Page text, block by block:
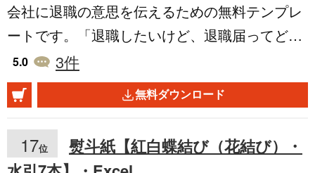
ために利用します。 ・解約に関する記録を残
し、後日のトラブルや誤解を防止するために利
用します。 ■利用するメリット ・必要事項が整
理されており、解約手続きがスムーズに進みま
す。 ・双方の認識を一致させ、契約条件に基づ
いた円滑な退去が可能です。 ・文書として記録
が残るため、後日の確認や証拠として活用でき
会社に退職の意思を伝えるための無料テンプレ
ートです。「退職したいけど、退職届ってどう
書くんだっけ？」「フォーマットってどんな
の？」といった不安がある方に便利な、Word形
式の雛形です。縦書きのシンプルなレイアウト
で、初めて退職届を書く方でも安心してお使い
いただけます。 ■退職届とは 従業員が会社に対
5.0 3件
無料ダウンロード
17位
熨斗紙【紅白蝶結び（花結び）・